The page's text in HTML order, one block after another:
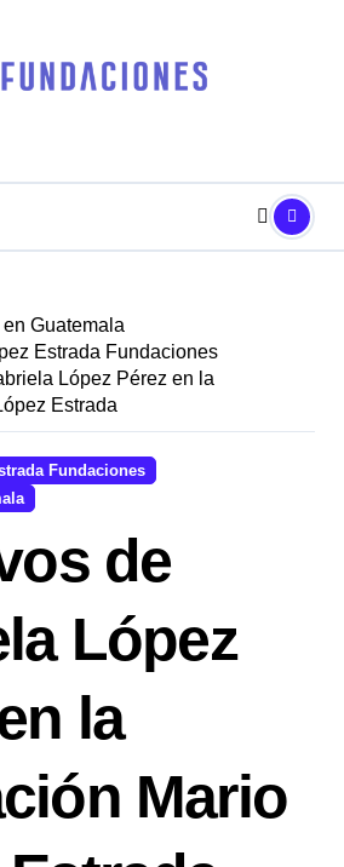
Guatemala
Estrada Fundaciones
López Pérez en la
Estrada
Fundaciones
de
López
la
Mario